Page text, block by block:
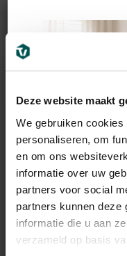
Deze website maakt
We gebruiken
personaliseren, om
en om ons
informatie over uw
partners voor social
partners kunnen deze
informatie die u aan
verzameld op basis
8,95